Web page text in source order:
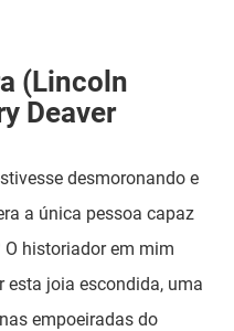
(Lincoln
Deaver
desmoronando e
a única pessoa capaz
historiador em mim
esta joia escondida, uma
empoeiradas do